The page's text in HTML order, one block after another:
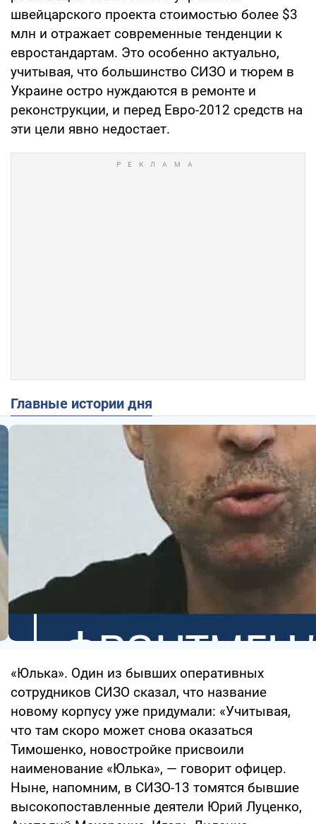
швейцарского проекта стоимостью более $3
млн и отражает современные тенденции к
евростандартам. Это особенно актуально,
учитывая, что большинство СИЗО и тюрем в
Украине остро нуждаются в ремонте и
реконструкции, и перед Евро-2012 средств на
эти цели явно недостает.
Главные истории дня
«Юлька». Один из бывших оперативных
сотрудников СИЗО сказал, что название
новому корпусу уже придумали: «Учитывая,
что там скоро может снова оказаться
Тимошенко, новостройке присвоили
наименование «Юлька», — говорит офицер.
Ныне, напомним, в СИЗО-13 томятся бывшие
высокопоставленные деятели Юрий Луценко,